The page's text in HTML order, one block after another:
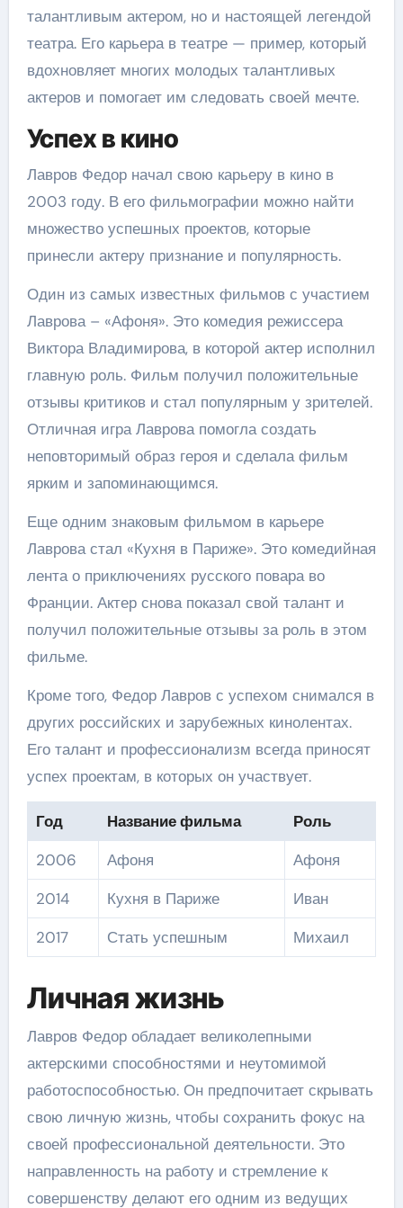
талантливым актером, но и настоящей легендой
театра. Его карьера в театре — пример, который
вдохновляет многих молодых талантливых
актеров и помогает им следовать своей мечте.
Успех в кино
Лавров Федор начал свою карьеру в кино в
2003 году. В его фильмографии можно найти
множество успешных проектов, которые
принесли актеру признание и популярность.
Один из самых известных фильмов с участием
Лаврова – «Афоня». Это комедия режиссера
Виктора Владимирова, в которой актер исполнил
главную роль. Фильм получил положительные
отзывы критиков и стал популярным у зрителей.
Отличная игра Лаврова помогла создать
неповторимый образ героя и сделала фильм
ярким и запоминающимся.
Еще одним знаковым фильмом в карьере
Лаврова стал «Кухня в Париже». Это комедийная
лента о приключениях русского повара во
Франции. Актер снова показал свой талант и
получил положительные отзывы за роль в этом
фильме.
Кроме того, Федор Лавров с успехом снимался в
других российских и зарубежных кинолентах.
Его талант и профессионализм всегда приносят
успех проектам, в которых он участвует.
Год Название фильма
Роль
2006
Афоня
Афоня
2014
Кухня в Париже
Иван
2017
Стать успешным Михаил
Личная жизнь
Лавров Федор обладает великолепными
актерскими способностями и неутомимой
работоспособностью. Он предпочитает скрывать
свою личную жизнь, чтобы сохранить фокус на
своей профессиональной деятельности. Это
направленность на работу и стремление к
совершенству делают его одним из ведущих